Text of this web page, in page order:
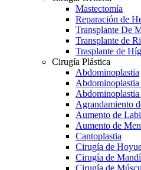
Mastectomía
Reparación de
Transplante De
Transplante de
Trasplante de
Cirugía Plástica
Abdominoplastia
Abdominoplastia
Agrandamiento
Aumento de
Aumento de
Cantoplastia
Cirugía de
Cirugía de
Cirugía de